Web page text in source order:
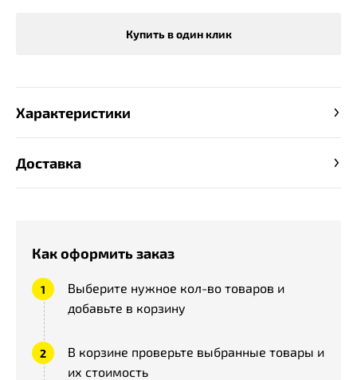
Купить в один клик
Как оформить заказ
Выберите нужное кол-во товаров и
добавьте в корзину
В корзине проверьте выбранные товары и
их стоимость
Характеристики
Доставка